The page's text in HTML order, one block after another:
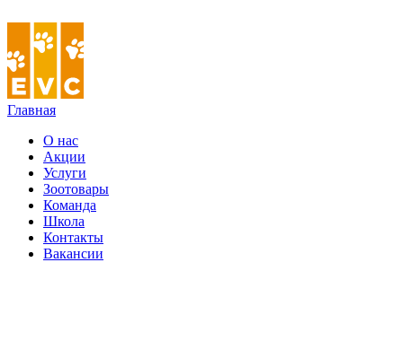
Главная
О нас
Акции
Услуги
Зоотовары
Команда
Школа
Контакты
Вакансии